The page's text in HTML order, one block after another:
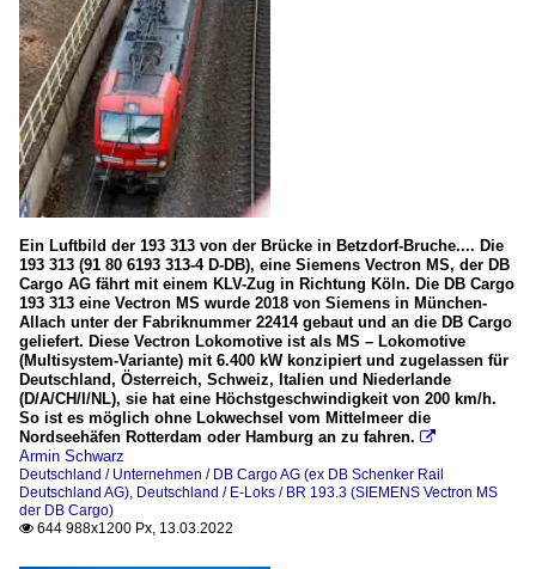
Ein Luftbild der 193 313 von der Brücke in Betzdorf-Bruche.... Die
193 313 (91 80 6193 313-4 D-DB), eine Siemens Vectron MS, der DB
Cargo AG fährt mit einem KLV-Zug in Richtung Köln. Die DB Cargo
193 313 eine Vectron MS wurde 2018 von Siemens in München-
Allach unter der Fabriknummer 22414 gebaut und an die DB Cargo
geliefert. Diese Vectron Lokomotive ist als MS – Lokomotive
(Multisystem-Variante) mit 6.400 kW konzipiert und zugelassen für
Deutschland, Österreich, Schweiz, Italien und Niederlande
(D/A/CH/I/NL), sie hat eine Höchstgeschwindigkeit von 200 km/h.
So ist es möglich ohne Lokwechsel vom Mittelmeer die
Nordseehäfen Rotterdam oder Hamburg an zu fahren. 
Armin Schwarz
Deutschland / Unternehmen / DB Cargo AG (ex DB Schenker Rail
Deutschland AG), Deutschland / E-Loks / BR 193.3 (SIEMENS Vectron MS
der DB Cargo)
 644 988x1200 Px, 13.03.2022